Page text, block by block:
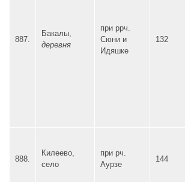
887.
Бакалы,
деревня
при ррч.
Сюни и
Идяшке
132
888.
Килеево,
село
при рч.
Аурзе
144